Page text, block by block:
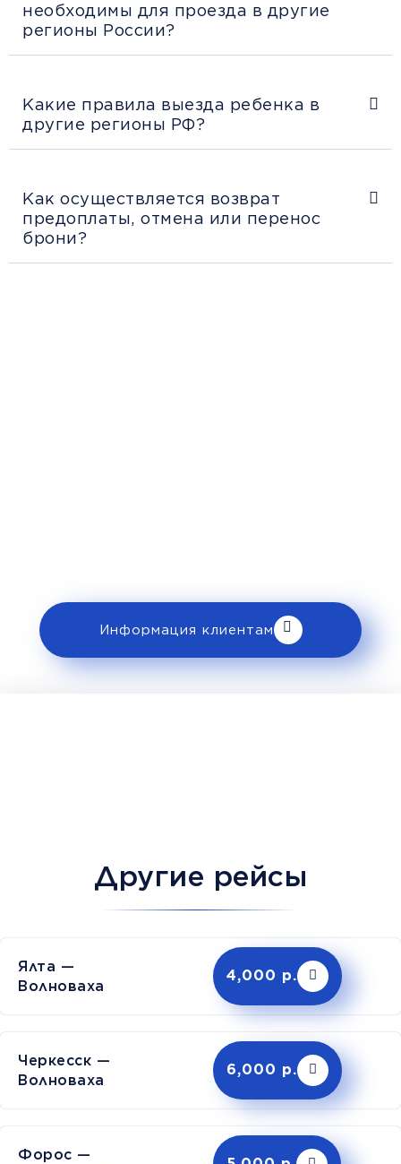
необходимы для проезда в другие
регионы России?
Какие правила выезда ребенка в
другие регионы РФ?
Как осуществляется возврат
предоплаты, отмена или перенос
брони?
Информация клиентам
Другие рейсы
Ялта —
Волноваха
4,000 р.
Черкесск —
Волноваха
6,000 р.
Форос —